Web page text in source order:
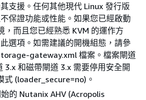
支援。任何其他現代 Linux 發行版
保證功能或性能。如果您已經啟動
，而且您已經熟悉 KVM 的運作方
選項。如需建議的開機組態，請參
gateway.xml 檔案。檔案閘道
3.x 和磁帶閘道 3.x 需要停用安全開
式 (loader_secure=no)。
的 Nutanix AHV (Acropolis